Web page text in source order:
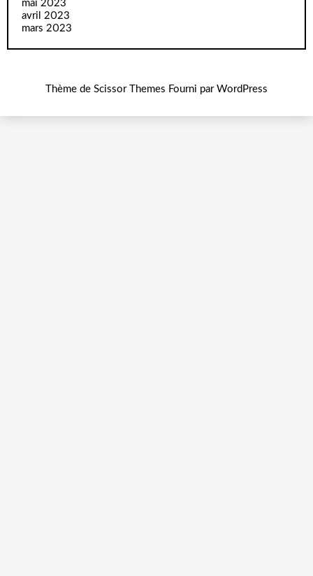
mai 2023
avril 2023
mars 2023
Thème de Scissor Themes Fourni par WordPress